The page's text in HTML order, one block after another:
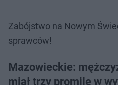
Zabójstwo na Nowym
sprawców!
Mazowieckie:
miał trzy promile w